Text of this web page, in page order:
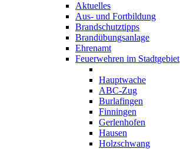
Aktuelles
Aus- und Fortbildung
Brandschutztipps
Brandübungsanlage
Ehrenamt
Feuerwehren im Stadtgebiet
Hauptwache
ABC-Zug
Burlafingen
Finningen
Gerlenhofen
Hausen
Holzschwang